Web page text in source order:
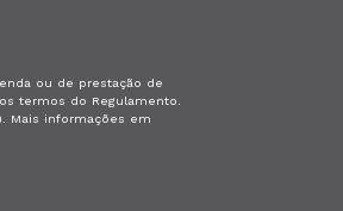
ou de prestação de
termos do Regulamento.
Mais informações em